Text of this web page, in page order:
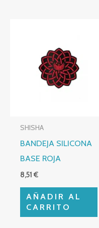
SHISHA
BANDEJA SILICONA
BASE ROJA
8,51€
AÑADIR AL
CARRITO